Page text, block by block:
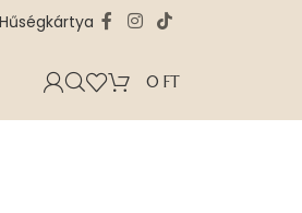
Hűségkártya
0 FT